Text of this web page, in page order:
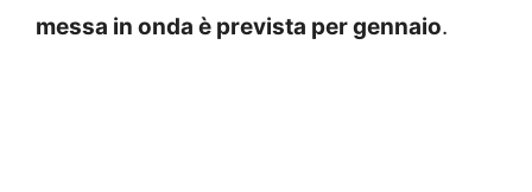
messa in onda è prevista per gennaio.